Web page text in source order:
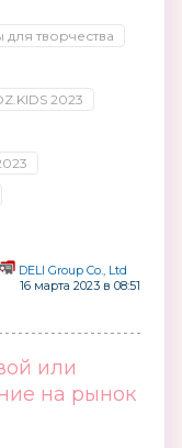
для творчества
2023
DELI Group Co., Ltd
16 марта 2023 в 08:51
или
на рынок